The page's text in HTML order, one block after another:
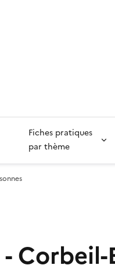
Fiches pratiques
par thème
Corbeil-